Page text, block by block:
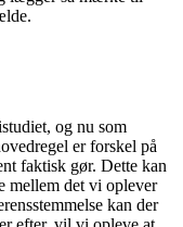
og nu som
er forskel på
faktisk gør. Dette kan
mellem det vi oplever
kan der